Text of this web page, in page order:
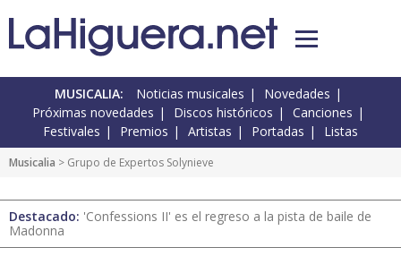
MUSICALIA: Noticias musicales
Novedades
Próximas novedades
Discos históricos
Canciones
Festivales
Premios Artistas Portadas Listas
Musicalia > Grupo de Expertos Solynieve
Destacado: 'Confessions II' es el regreso a la pista de baile de
Madonna